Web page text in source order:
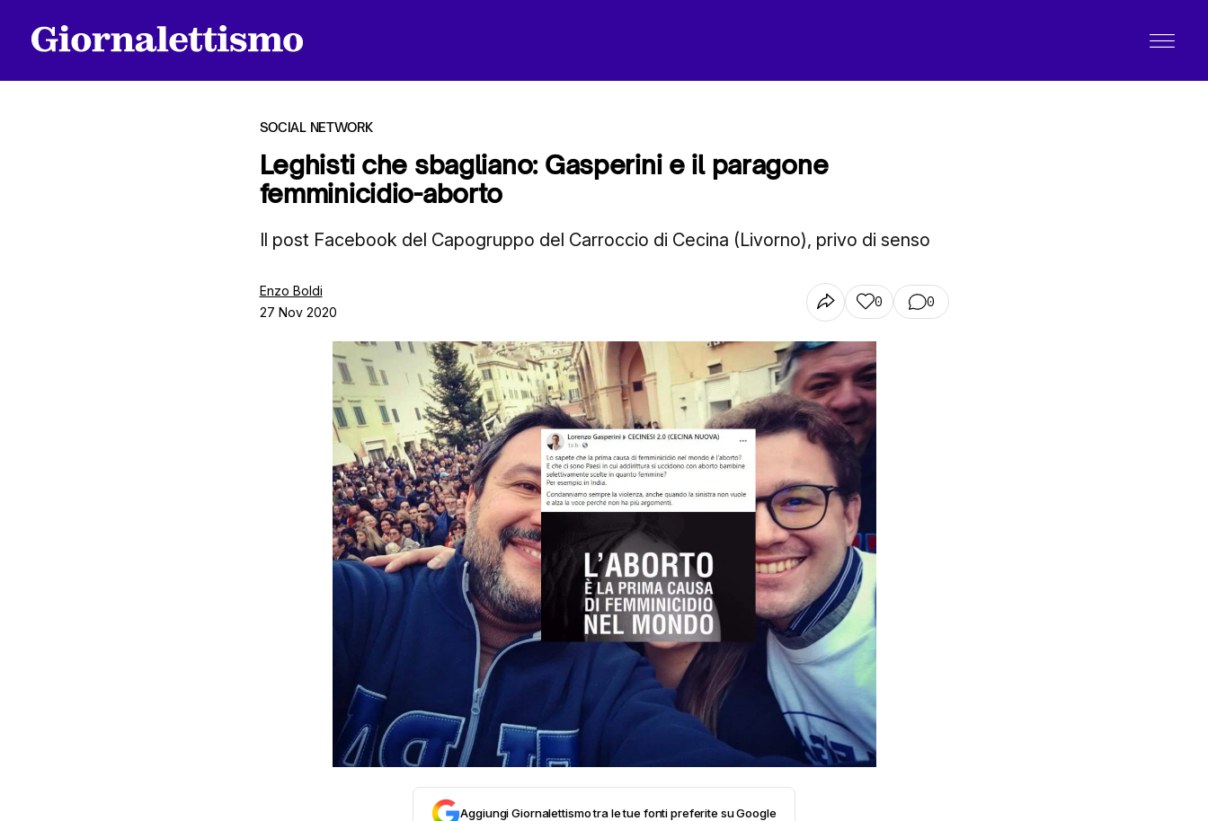
SOCIAL NETWORK
Leghisti che sbagliano: Gasperini e il paragone
femminicidio-aborto
Il post Facebook del Capogruppo del Carroccio di Cecina (Livorno), privo di senso
Enzo Boldi
27 Nov 2020
0 0
Aggiungi Giornalettismo tra le tue fonti preferite su Google